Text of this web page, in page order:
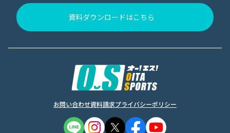
資料ダウンロードはこちら
お問い合わせ資料請求プライバシーポリシー